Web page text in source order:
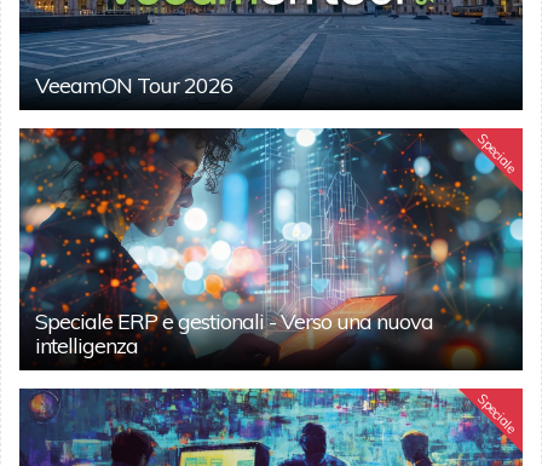
VeeamON Tour 2026
Speciale
Speciale ERP e gestionali - Verso una nuova
intelligenza
Speciale